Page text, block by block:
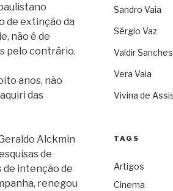
de extinção da
não é de
pelo contrário.
anos, não
das
Alckmin
de
de intenção de
renegou
Sandro Vaia
Sérgio Vaz
Valdir Sanches
Vera Vaia
Vivina de
TAGS
Artigos
Cinema